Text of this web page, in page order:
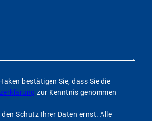
bestätigen Sie, dass Sie die
zur Kenntnis genommen
den Schutz Ihrer Daten ernst. Alle